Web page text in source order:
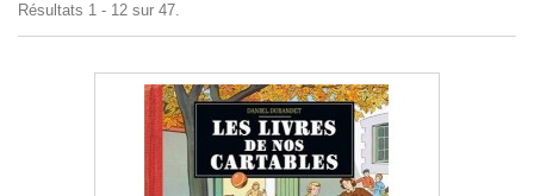
Résultats 1 - 12 sur 47.